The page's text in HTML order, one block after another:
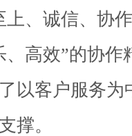
上、诚信、协
、高效”的协
以客户服务
撑。